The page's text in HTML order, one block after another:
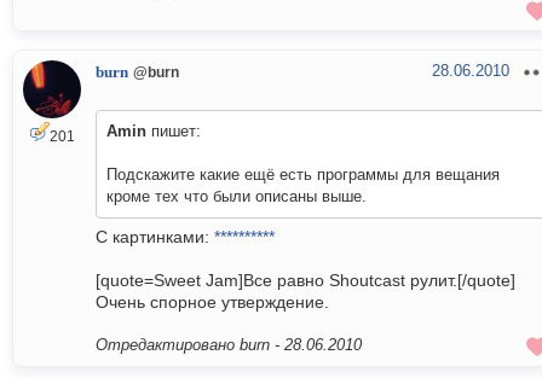
201
burn @burn 28.06.2010
Amin пишет:
Подскажите какие ещё есть программы для вещания
кроме тех что были описаны выше.
С картинками: **********
[quote=Sweet Jam]Все равно Shoutcast рулит.[/quote]
Очень спорное утверждение.
Отредактировано burn - 28.06.2010